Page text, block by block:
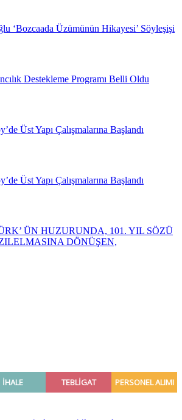
‘Bozcaada Üzümünün Hikayesi’ Söyleşişi
Destekleme Programı Belli Oldu
Üst Yapı Çalışmalarına Başlandı
Üst Yapı Çalışmalarına Başlandı
ÜN HUZURUNDA, 101. YIL SÖZÜ
DÖNÜŞEN,